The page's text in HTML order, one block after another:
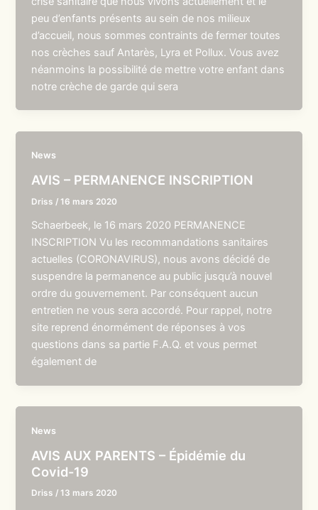
peu d’enfants présents au sein de nos milieux
d’accueil, nous sommes contraints de fermer toutes
nos crèches sauf Antarès, Lyra et Pollux. Vous avez
néanmoins la possibilité de mettre votre enfant dans
notre crèche de garde qui sera
News
AVIS – PERMANENCE INSCRIPTION
Driss /16 mars 2020
Schaerbeek, le 16 mars 2020 PERMANENCE
INSCRIPTION Vu les recommandations sanitaires
actuelles (CORONAVIRUS), nous avons décidé de
suspendre la permanence au public jusqu’à nouvel
ordre du gouvernement. Par conséquent aucun
entretien ne vous sera accordé. Pour rappel, notre
site reprend énormément de réponses à vos
questions dans sa partie F.A.Q. et vous permet
également de
News
AVIS AUX PARENTS – Épidémie du
Covid-19
Driss /13 mars 2020